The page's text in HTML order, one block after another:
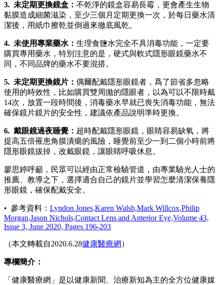
3. 未定期更換鏡盒： 不乾淨的鏡盒容易長霉，更會產生生物
黏膜造成細菌滋染，至少三個月定期更換一次，於每日藥水清
潔後，用紙巾擦乾並倒過來徹底風乾。
4. 未使用專業藥水： 生理食鹽水完全不具消毒功能，一定要
購買專用藥水，特別注意的是，硬式與軟式隱形眼鏡藥水不
同，不同品牌的藥水不要混搭。
5. 未定期更換鏡片： 偶爾配戴隱形眼鏡者，爲了節省多忽略
使用的時效性，比如購買雙周拋的隱眼者，以為可以不限時戴
14次，放置一段時間後，消毒藥水早就已喪失消毒功能，無法
確保鏡片鏡片的安全性，建議依產品說明準時更換。
6. 戴眼鏡過夜睡覺： 超時配戴隱形眼鏡，眼睛容易缺氧，將
提高五倍罹患角膜潰瘍的風險，睡覺前至少一到二個小時前將
隱形眼鏡拔掉，改戴眼鏡，讓眼睛呼吸休息。
廖思婷呼籲，民眾可以經由正常檢驗管道，由專業驗光人士的
推薦、教導之下，選擇適合自己的鏡片並學習怎麼清潔保養隱
形眼鏡，確保配戴安全。
• 參考資料： Lyndon Jones,Karen Walsh,Mark Willcox,Philip
Morgan,Jason Nichols,Contact Lens and Anterior Eye,Volume 43,
Issue 3, June 2020, Pages 196-203
（本文轉載自2020.6.28健康醫療網 ）
專欄簡介：
「健康醫療網」是以健康新聞、治療新知為主的全方位健康媒